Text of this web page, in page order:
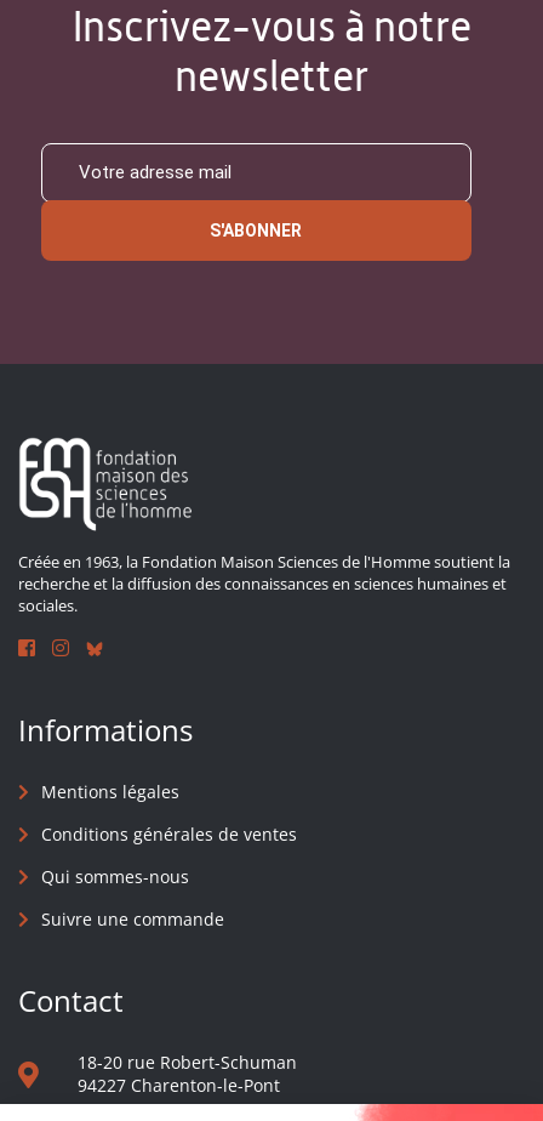
Inscrivez-vous à notre
newsletter
S'ABONNER
Créée en 1963, la Fondation Maison Sciences de l'Homme soutient la
recherche et la diffusion des connaissances en sciences humaines et
sociales.
Informations
Mentions légales
Conditions générales de ventes
Qui sommes-nous
Suivre une commande
Contact
18-20 rue Robert-Schuman
94227 Charenton-le-Pont